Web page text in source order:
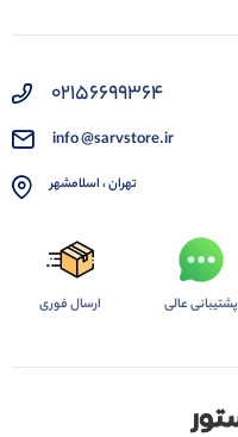
02156699364
info @sarvstore.ir
تهران ، اسلامشهر
پشتیبانی عالی ارسال فوری